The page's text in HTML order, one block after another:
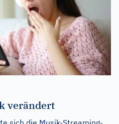
verändert